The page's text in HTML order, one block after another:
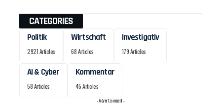
CATEGORIES
Politik
2921 Articles
Wirtschaft
68 Articles
Investigativ
179 Articles
AI & Cyber
58 Articles
Kommentar
45 Articles
- Advertisement -